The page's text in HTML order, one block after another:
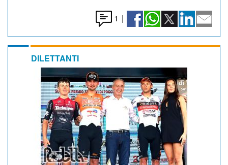
1 |
DILETTANTI